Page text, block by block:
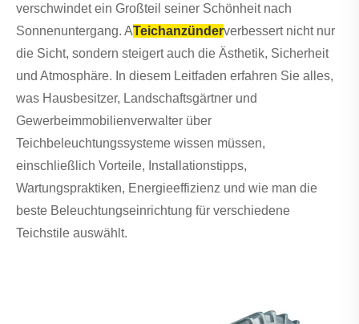
verschwindet ein Großteil seiner Schönheit nach
Sonnenuntergang. ATeichanzünderverbessert nicht nur
die Sicht, sondern steigert auch die Ästhetik, Sicherheit
und Atmosphäre. In diesem Leitfaden erfahren Sie alles,
was Hausbesitzer, Landschaftsgärtner und
Gewerbeimmobilienverwalter über
Teichbeleuchtungssysteme wissen müssen,
einschließlich Vorteile, Installationstipps,
Wartungspraktiken, Energieeffizienz und wie man die
beste Beleuchtungseinrichtung für verschiedene
Teichstile auswählt.